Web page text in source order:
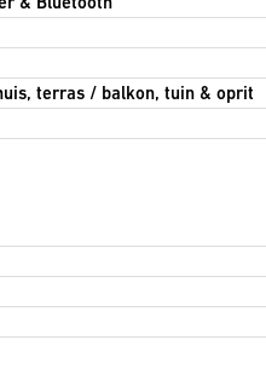
terras / balkon, tuin & oprit